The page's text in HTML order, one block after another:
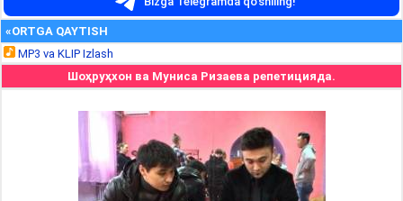
«ORTGA QAYTISH
MP3 va KLIP Izlash
Шоҳруҳхон ва Муниса Ризаева репетицияда.